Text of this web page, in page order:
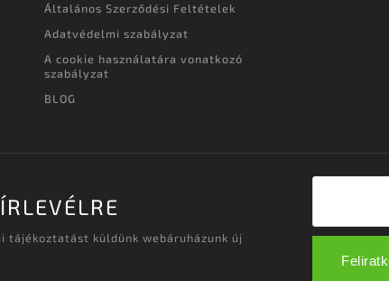
Általános Szerződési Feltételek
Adatvédelmi szabályzat
A cookie használatára vonatkozó
szabályzat
BLOG
tájékoztatást küldünk webáruházunk új